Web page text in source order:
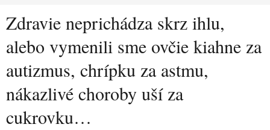
Zdravie neprichádza skrz ihlu,
alebo vymenili sme ovčie kiahne za
autizmus, chrípku za astmu,
nákazlivé choroby uší za
cukrovku…